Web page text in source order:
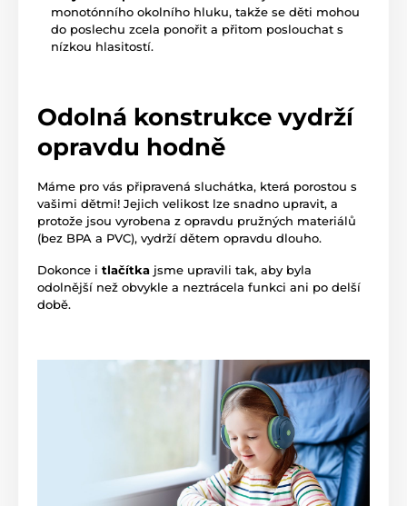
monotónního okolního hluku, takže se děti mohou
do poslechu zcela ponořit a přitom poslouchat s
nízkou hlasitostí.
Odolná konstrukce vydrží
opravdu hodně
Máme pro vás připravená sluchátka, která porostou s
vašimi dětmi! Jejich velikost lze snadno upravit, a
protože jsou vyrobena z opravdu pružných materiálů
(bez BPA a PVC), vydrží dětem opravdu dlouho.
Dokonce i tlačítka jsme upravili tak, aby byla
odolnější než obvykle a neztrácela funkci ani po delší
době.